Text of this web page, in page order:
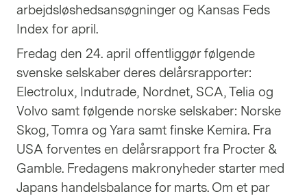
arbejdsløshedsansøgninger og Kansas Feds
Index for april.
Fredag den 24. april offentliggør følgende
svenske selskaber deres delårsrapporter:
Electrolux, Indutrade, Nordnet, SCA, Telia og
Volvo samt følgende norske selskaber: Norske
Skog, Tomra og Yara samt finske Kemira. Fra
USA forventes en delårsrapport fra Procter &
Gamble. Fredagens makronyheder starter med
Japans handelsbalance for marts. Om et par